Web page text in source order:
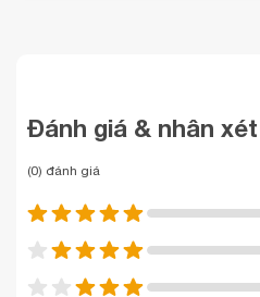
Đánh giá & nhân xét
(0) đánh giá